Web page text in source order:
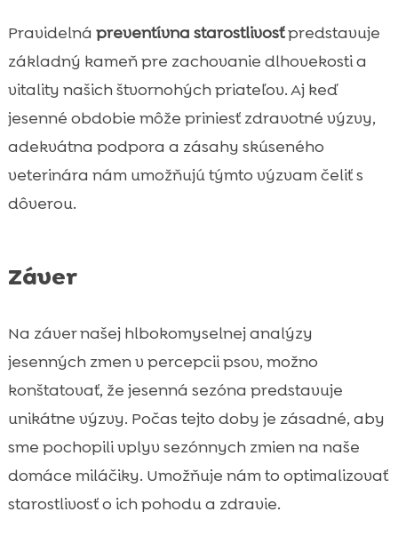
Pravidelná preventívna starostlivosťpredstavuje
základný kameň pre zachovanie dlhovekosti a
vitality našich štvornohých priateľov. Aj keď
jesenné obdobie môže priniesť zdravotné výzvy,
adekvátna podpora a zásahy skúseného
veterinára nám umožňujú týmto výzvam čeliť s
dôverou.
Záver
Na záver našej hlbokomyselnej analýzy
jesenných zmen v percepcii psov, možno
konštatovať, že jesenná sezóna predstavuje
unikátne výzvy. Počas tejto doby je zásadné, aby
sme pochopili vplyv sezónnych zmien na naše
domáce miláčiky. Umožňuje nám to optimalizovať
starostlivosť o ich pohodu a zdravie.